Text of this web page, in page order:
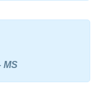
MS